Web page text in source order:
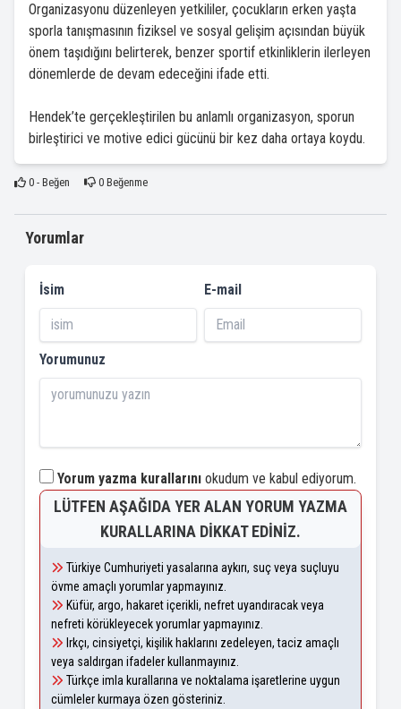
Organizasyonu düzenleyen yetkililer, çocukların erken yaşta
sporla tanışmasının fiziksel ve sosyal gelişim açısından büyük
önem taşıdığını belirterek, benzer sportif etkinliklerin ilerleyen
dönemlerde de devam edeceğini ifade etti.
Hendek’te gerçekleştirilen bu anlamlı organizasyon, sporun
birleştirici ve motive edici gücünü bir kez daha ortaya koydu.
0- Beğen 0Beğenme
Yorumlar
İsim E-mail
Yorumunuz
Yorum yazma kurallarını okudum ve kabul ediyorum.
LÜTFEN AŞAĞIDA YER ALAN YORUM YAZMA
KURALLARINA DIKKAT EDINIZ.
Türkiye Cumhuriyeti yasalarına aykırı, suç veya suçluyu
övme amaçlı yorumlar yapmayınız.
Küfür, argo, hakaret içerikli, nefret uyandıracak veya
nefreti körükleyecek yorumlar yapmayınız.
Irkçı, cinsiyetçi, kişilik haklarını zedeleyen, taciz amaçlı
veya saldırgan ifadeler kullanmayınız.
Türkçe imla kurallarına ve noktalama işaretlerine uygun
cümleler kurmaya özen gösteriniz.